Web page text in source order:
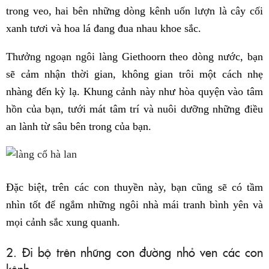
trong veo, hai bên những dòng kênh uốn lượn là cây cối
xanh tươi và hoa lá đang đua nhau khoe sắc.
Thưởng ngoạn ngôi làng Giethoorn theo dòng nước, bạn
sẽ cảm nhận thời gian, không gian trôi một cách nhẹ
nhàng đến kỳ lạ. Khung cảnh này như hòa quyện vào tâm
hồn của bạn, tưới mát tâm trí và nuôi dưỡng những điều
an lành từ sâu bên trong của bạn.
Đặc biệt, trên các con thuyền này, bạn cũng sẽ có tầm
nhìn tốt để ngắm những ngôi nhà mái tranh bình yên và
mọi cảnh sắc xung quanh.
2. Đi bộ trên những con đường nhỏ ven các con